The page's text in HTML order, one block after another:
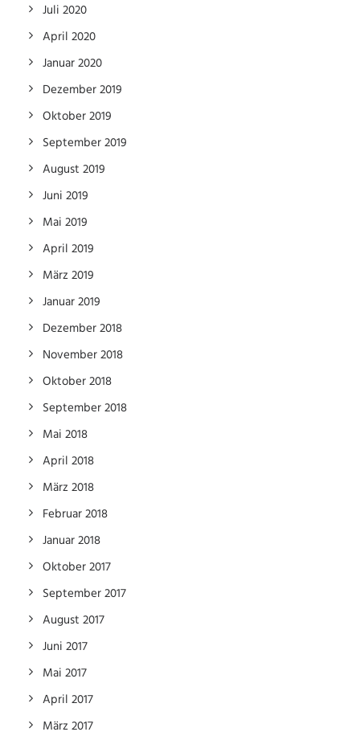
Juli 2020
April 2020
Januar 2020
Dezember 2019
Oktober 2019
September 2019
August 2019
Juni 2019
Mai 2019
April 2019
März 2019
Januar 2019
Dezember 2018
November 2018
Oktober 2018
September 2018
Mai 2018
April 2018
März 2018
Februar 2018
Januar 2018
Oktober 2017
September 2017
August 2017
Juni 2017
Mai 2017
April 2017
März 2017